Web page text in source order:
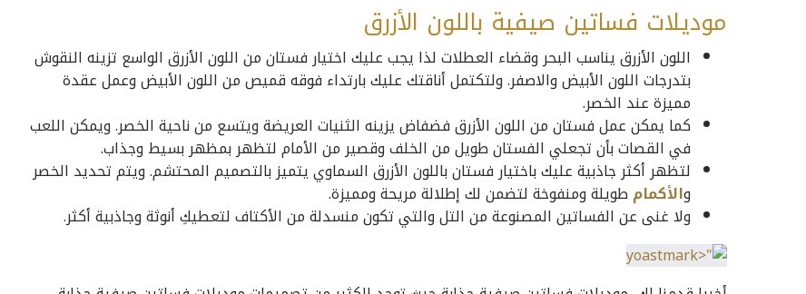
موديلات فساتين صيفية باللون الأزرق
اللون الأزرق يناسب البحر وقضاء العطلات لذا يجب عليك اختيار فستان من اللون الأزرق الواسع تزينه النقوش
بتدرجات اللون الأبيض والاصفر. ولتكتمل أناقتك عليك بارتداء فوقه قميص من اللون الأبيض وعمل عقدة
مميزة عند الخصر.
كما يمكن عمل فستان من اللون الأزرق فضفاض يزينه الثنيات العريضة ويتسع من ناحية الخصر. ويمكن اللعب
في القصات بأن تجعلي الفستان طويل من الخلف وقصير من الأمام لتظهر بمظهر بسيط وجذاب.
لتظهر أكثر جاذبية عليك باختيار فستان باللون الأزرق السماوي يتميز بالتصميم المحتشم. ويتم تحديد الخصر
والأكمام طويلة ومنفوخة لتضمن لك إطلالة مريحة ومميزة.
ولا غنى عن الفساتين المصنوعة من التل والتي تكون منسدلة من الأكتاف لتعطيكِ أنوثة وجاذبية أكثر.